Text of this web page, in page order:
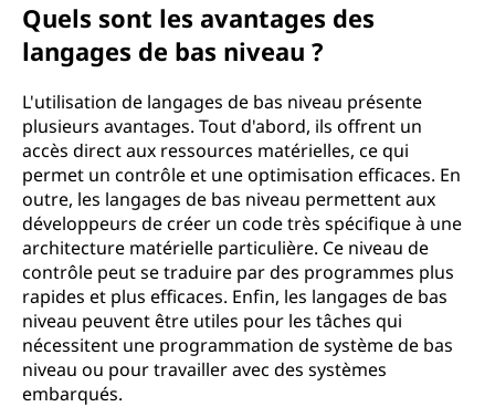
Quels sont les avantages des
langages de bas niveau ?
L'utilisation de langages de bas niveau présente
plusieurs avantages. Tout d'abord, ils offrent un
accès direct aux ressources matérielles, ce qui
permet un contrôle et une optimisation efficaces. En
outre, les langages de bas niveau permettent aux
développeurs de créer un code très spécifique à une
architecture matérielle particulière. Ce niveau de
contrôle peut se traduire par des programmes plus
rapides et plus efficaces. Enfin, les langages de bas
niveau peuvent être utiles pour les tâches qui
nécessitent une programmation de système de bas
niveau ou pour travailler avec des systèmes
embarqués.